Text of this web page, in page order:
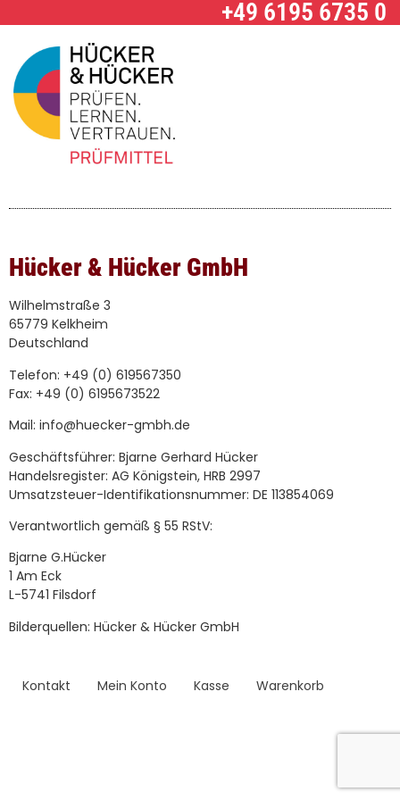
+49 6195 6735 0
Hücker & Hücker GmbH
Wilhelmstraße 3
65779 Kelkheim
Deutschland
Telefon: +49 (0) 619567350
Fax: +49 (0) 6195673522
Mail: info@huecker-gmbh.de
Geschäftsführer: Bjarne Gerhard Hücker
Handelsregister: AG Königstein, HRB 2997
Umsatzsteuer-Identifikationsnummer: DE 113854069
Verantwortlich gemäß § 55 RStV:
Bjarne G.Hücker
1 Am Eck
L-5741 Filsdorf
Bilderquellen: Hücker & Hücker GmbH
Kontakt Mein Konto Kasse Warenkorb